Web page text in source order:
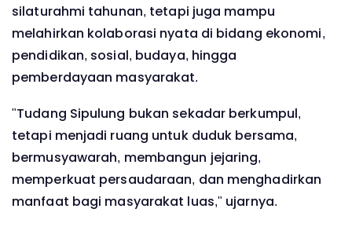
silaturahmi tahunan, tetapi juga mampu
melahirkan kolaborasi nyata di bidang ekonomi,
pendidikan, sosial, budaya, hingga
pemberdayaan masyarakat.
"Tudang Sipulung bukan sekadar berkumpul,
tetapi menjadi ruang untuk duduk bersama,
bermusyawarah, membangun jejaring,
memperkuat persaudaraan, dan menghadirkan
manfaat bagi masyarakat luas," ujarnya.